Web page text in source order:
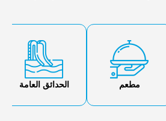
مطعم الحدائق العامة